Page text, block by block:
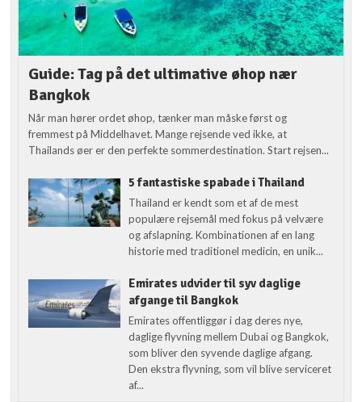
Guide: Tag på det ultimative øhop nær
Bangkok
Når man hører ordet øhop, tænker man måske først og
fremmest på Middelhavet. Mange rejsende ved ikke, at
Thailands øer er den perfekte sommerdestination. Start rejsen...
5 fantastiske spabade i Thailand
Thailand er kendt som et af de mest
populære rejsemål med fokus på velvære
og afslapning. Kombinationen af en lang
historie med traditionel medicin, en unik...
Emirates udvider til syv daglige
afgange til Bangkok
Emirates offentliggør i dag deres nye,
daglige flyvning mellem Dubai og Bangkok,
som bliver den syvende daglige afgang.
Den ekstra flyvning, som vil blive serviceret
af...